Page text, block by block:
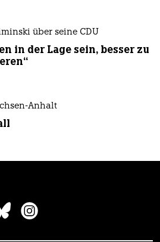
über seine CDU
in der Lage sein, besser zu
Anhalt